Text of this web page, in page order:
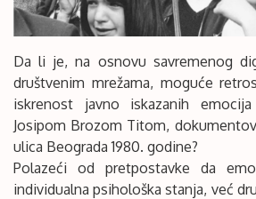
Da li je, na osnovu savremenog
društvenim mrežama, moguće
iskrenost javno iskazanih
Josipom Brozom Titom,
ulica Beograda 1980. godine?
Polazeći od pretpostavke da
individualna psihološka stanja, već